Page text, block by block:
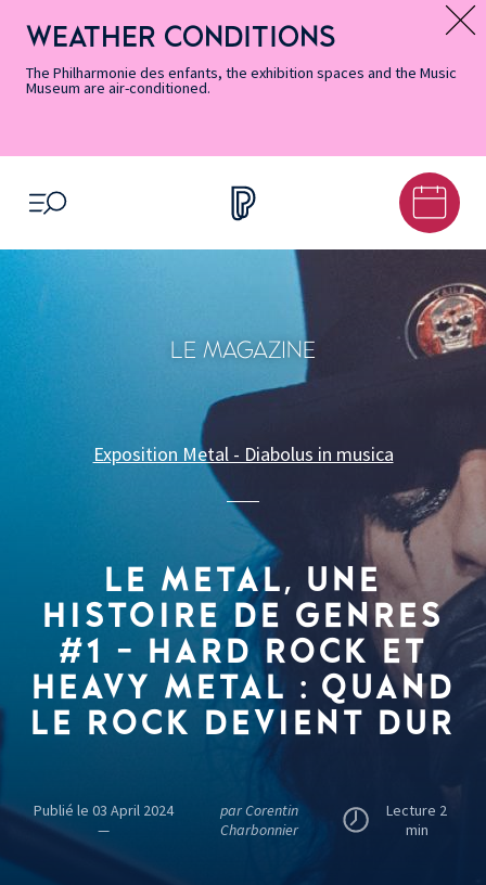
Accessibility
Informations
Menu
Menu
content
footer
Map
Search
Message d’information
WEATHER CONDITIONS
The Philharmonie des enfants, the exhibition spaces and the Music
Museum are air-conditioned.
OPEN MENU
LE MAGAZINE
Exposition Metal - Diabolus in musica
LE METAL, UNE
HISTOIRE DE GENRES
#1 - HARD ROCK ET
HEAVY METAL : QUAND
LE ROCK DEVIENT DUR
Publié le 03 April 2024
—
par Corentin
Charbonnier
Lecture 2
min